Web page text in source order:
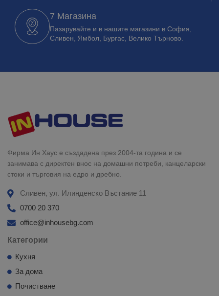
7 Магазина
Пазарувайте и в нашите магазини в София,
Сливен, Ямбол, Бургас, Велико Търново.
Фирма Ин Хаус е създадена през 2004-та година и се
занимава с директен внос на домашни потреби, канцеларски
стоки и търговия на едро и дребно.
Сливен, ул. Илинденско Въстание 11
0700 20 370
office@inhousebg.com
Категории
Кухня
За дома
Почистване